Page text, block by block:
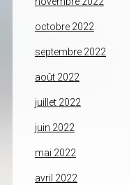
octobre 2022
septembre 2022
août 2022
juillet 2022
juin 2022
mai 2022
avril 2022